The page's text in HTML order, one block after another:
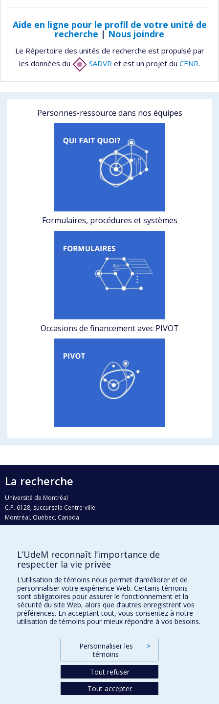
Aide en ligne pour le profil de votre unité de
recherche | Nous joindre
Le Répertoire des unités de recherche est propulsé par
les données du
SADVR et est un projet du CENR.
Personnes-ressource dans nos équipes
Formulaires, procédures et systèmes
Occasions de financement avec PIVOT
La recherche
Université de Montréal
C.P. 6128, succursale Centre-ville
Montréal, Québec, Canada
H3C 3J7
Qui fait quoi?
Nous trouver
Plan du site
Accessibilité
L’UdeM reconnaît l’importance de
respecter la vie privée
L’utilisation de témoins nous permet d’améliorer et de
personnaliser votre expérience Web. Certains témoins
sont obligatoires pour assurer le fonctionnement et la
sécurité du site Web, alors que d’autres enregistrent vos
préférences. En acceptant tout, vous consentez à notre
utilisation de témoins pour mieux répondre à vos besoins.
Personnaliser les
témoins
>
Tout refuser
Tout accepter